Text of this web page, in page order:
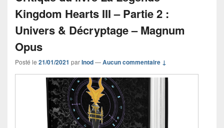
Kingdom Hearts III – Partie 2 :
Univers & Décryptage – Magnum
Opus
Posté le 21/01/2021 parInod—Aucun commentaire ↓